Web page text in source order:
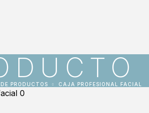
DE PRODUCTOS CAJA PROFESIONAL FACIAL